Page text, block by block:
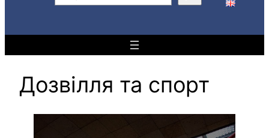
о
к
Дозвілля та спорт